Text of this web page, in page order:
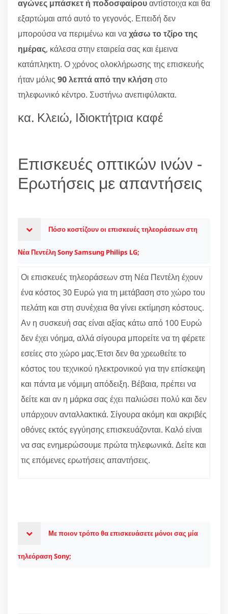
αγώνες μπάσκετ ή ποδοσφαίρουαντίστοιχα και θα
εξαρτώμαι από αυτό το γεγονός. Επειδή δεν
μπορούσα να περιμένω και ναχάσω το τζίρο της
ημέρας, κάλεσα στην εταιρεία σας και έμεινα
κατάπληκτη. Ο χρόνος ολοκλήρωσης της επισκευής
ήταν μόλις 90 λεπτά από την κλήση στο
τηλεφωνικό κέντρο. Συστήνω ανεπιφύλακτα.
κα. Κλειώ, Ιδιοκτήτρια καφέ
Επισκευές οπτικών ινών -
Ερωτήσεις με απαντήσεις
Πόσο κοστίζουν οι επισκευές τηλεοράσεων στη
Νέα Πεντέλη Sony Samsung Philips LG;
Οι επισκευές τηλεοράσεων στη Νέα Πεντέλη έχουν
ένα κόστος 30 Ευρώ για τη μετάβαση στο χώρο του
πελάτη και στη συνέχεια θα γίνει εκτίμηση κόστους.
Αν η συσκευή σας είναι αξίας κάτω από 100 Ευρώ
δεν έχει νόημα, αλλά σίγουρα μπορείτε να τη φέρετε
εσείες στο χώρο μας.Έτσι δεν θα χρεωθείτε το
κόστος του τεχνικού ηλεκτρονικού για την επίσκεψη
και πάντα με νόμιμη απόδειξη. Βέβαια, πρέπει να
δείτε και αν η μάρκα σας έχει παλιώσει πολύ και δεν
υπάρχουν ανταλλακτικά. Σίγουρα ακόμη και ακριβές
οθόνες εκτός εγγύησης επισκευάζονται. Καλό είναι
να σας ενημερώσουμε πρώτα τηλεφωνικά. Δείτε και
τις επόμενες ερωτήσεις απαντήσεις.
Με ποιον τρόπο θα επισκευάσετε μόνοι σας μία
τηλεόραση Sony;